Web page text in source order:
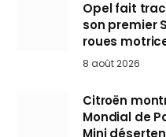
Opel fait
son premier
roues
8 août 2026
Citroën
Mondial de
Mini